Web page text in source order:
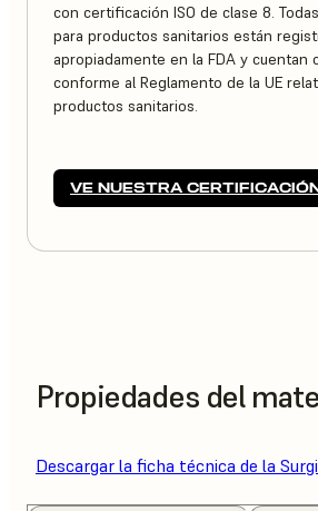
con certificación ISO de clase 8.
para productos sanitarios están
apropiadamente en la FDA y cuentan
conforme al Reglamento de la UE
productos sanitarios.
VE NUESTRA
Propiedades del
Descargar la ficha técnica de la